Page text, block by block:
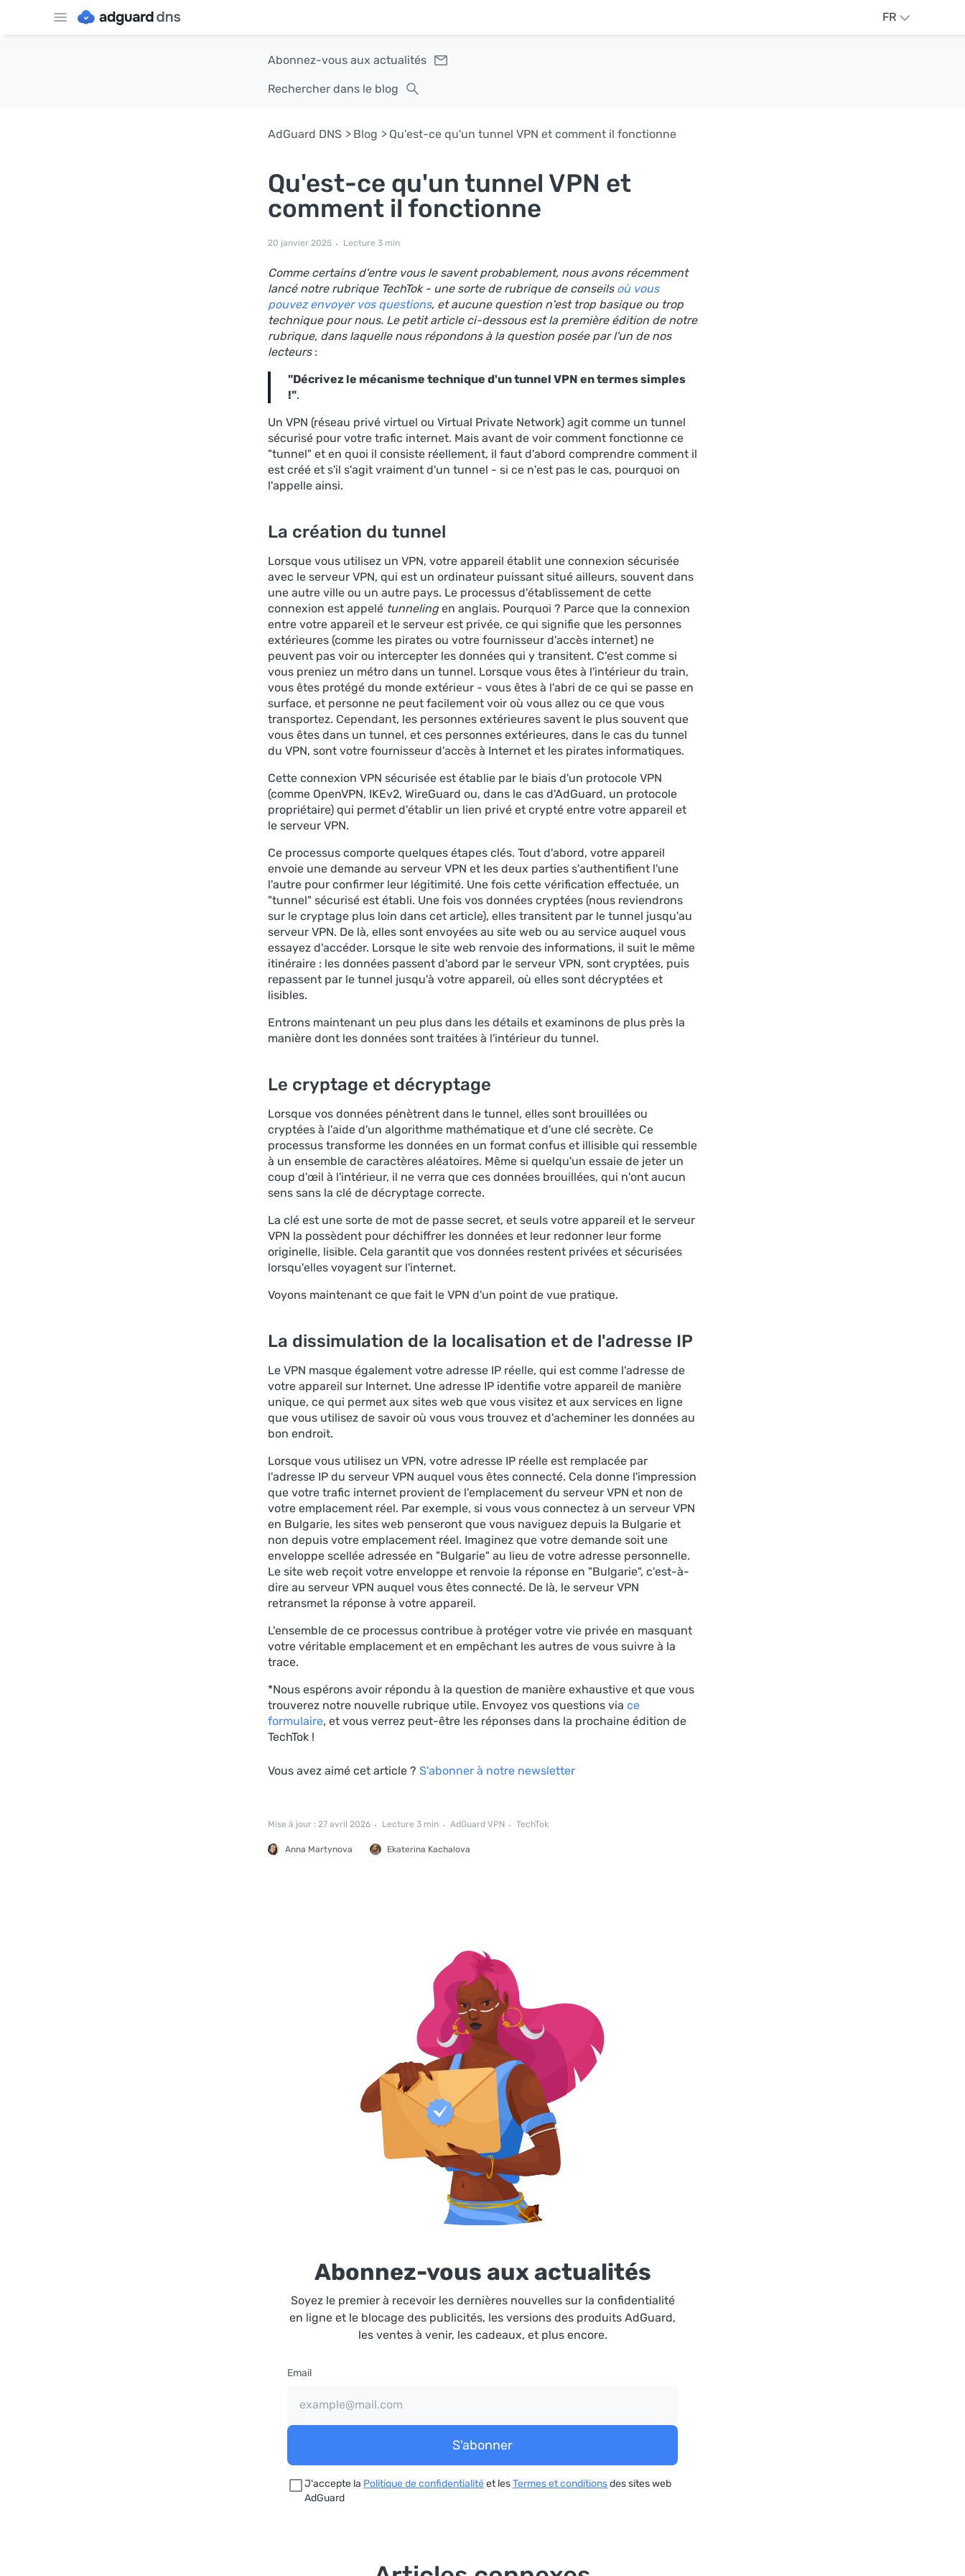
FR
Abonnez-vous aux actualités
Rechercher dans le blog
AdGuard DNS Blog Qu'est-ce qu'un tunnel VPN et comment il fonctionne
Qu'est-ce qu'un tunnel VPN et
comment il fonctionne
20 janvier 2025 Lecture 3 min
Comme certains d'entre vous le savent probablement, nous avons récemment
lancé notre rubrique TechTok - une sorte de rubrique de conseils où vous
pouvez envoyer vos questions, et aucune question n'est trop basique ou trop
technique pour nous. Le petit article ci-dessous est la première édition de notre
rubrique, dans laquelle nous répondons à la question posée par l'un de nos
lecteurs:
"Décrivez le mécanisme technique d'un tunnel VPN en termes simples
!".
Un VPN (réseau privé virtuel ou Virtual Private Network) agit comme un tunnel
sécurisé pour votre trafic internet. Mais avant de voir comment fonctionne ce
"tunnel" et en quoi il consiste réellement, il faut d'abord comprendre comment il
est créé et s'il s'agit vraiment d'un tunnel - si ce n'est pas le cas, pourquoi on
l'appelle ainsi.
La création du tunnel
Lorsque vous utilisez un VPN, votre appareil établit une connexion sécurisée
avec le serveur VPN, qui est un ordinateur puissant situé ailleurs, souvent dans
une autre ville ou un autre pays. Le processus d'établissement de cette
connexion est appelé tunnelingen anglais. Pourquoi ? Parce que la connexion
entre votre appareil et le serveur est privée, ce qui signifie que les personnes
extérieures (comme les pirates ou votre fournisseur d'accès internet) ne
peuvent pas voir ou intercepter les données qui y transitent. C'est comme si
vous preniez un métro dans un tunnel. Lorsque vous êtes à l'intérieur du train,
vous êtes protégé du monde extérieur - vous êtes à l'abri de ce qui se passe en
surface, et personne ne peut facilement voir où vous allez ou ce que vous
transportez. Cependant, les personnes extérieures savent le plus souvent que
vous êtes dans un tunnel, et ces personnes extérieures, dans le cas du tunnel
du VPN, sont votre fournisseur d'accès à Internet et les pirates informatiques.
Cette connexion VPN sécurisée est établie par le biais d'un protocole VPN
(comme OpenVPN, IKEv2, WireGuard ou, dans le cas d'AdGuard, un protocole
propriétaire) qui permet d'établir un lien privé et crypté entre votre appareil et
le serveur VPN.
Ce processus comporte quelques étapes clés. Tout d'abord, votre appareil
envoie une demande au serveur VPN et les deux parties s'authentifient l'une
l'autre pour confirmer leur légitimité. Une fois cette vérification effectuée, un
"tunnel" sécurisé est établi. Une fois vos données cryptées (nous reviendrons
sur le cryptage plus loin dans cet article), elles transitent par le tunnel jusqu'au
serveur VPN. De là, elles sont envoyées au site web ou au service auquel vous
essayez d'accéder. Lorsque le site web renvoie des informations, il suit le même
itinéraire : les données passent d'abord par le serveur VPN, sont cryptées, puis
repassent par le tunnel jusqu'à votre appareil, où elles sont décryptées et
lisibles.
Entrons maintenant un peu plus dans les détails et examinons de plus près la
manière dont les données sont traitées à l'intérieur du tunnel.
Le cryptage et décryptage
Lorsque vos données pénètrent dans le tunnel, elles sont brouillées ou
cryptées à l'aide d'un algorithme mathématique et d'une clé secrète. Ce
processus transforme les données en un format confus et illisible qui ressemble
à un ensemble de caractères aléatoires. Même si quelqu'un essaie de jeter un
coup d'œil à l'intérieur, il ne verra que ces données brouillées, qui n'ont aucun
sens sans la clé de décryptage correcte.
La clé est une sorte de mot de passe secret, et seuls votre appareil et le serveur
VPN la possèdent pour déchiffrer les données et leur redonner leur forme
originelle, lisible. Cela garantit que vos données restent privées et sécurisées
lorsqu'elles voyagent sur l'internet.
Voyons maintenant ce que fait le VPN d'un point de vue pratique.
La dissimulation de la localisation et de l'adresse IP
Le VPN masque également votre adresse IP réelle, qui est comme l'adresse de
votre appareil sur Internet. Une adresse IP identifie votre appareil de manière
unique, ce qui permet aux sites web que vous visitez et aux services en ligne
que vous utilisez de savoir où vous vous trouvez et d'acheminer les données au
bon endroit.
Lorsque vous utilisez un VPN, votre adresse IP réelle est remplacée par
l'adresse IP du serveur VPN auquel vous êtes connecté. Cela donne l'impression
que votre trafic internet provient de l'emplacement du serveur VPN et non de
votre emplacement réel. Par exemple, si vous vous connectez à un serveur VPN
en Bulgarie, les sites web penseront que vous naviguez depuis la Bulgarie et
non depuis votre emplacement réel. Imaginez que votre demande soit une
enveloppe scellée adressée en "Bulgarie" au lieu de votre adresse personnelle.
Le site web reçoit votre enveloppe et renvoie la réponse en "Bulgarie", c'est-à-
dire au serveur VPN auquel vous êtes connecté. De là, le serveur VPN
retransmet la réponse à votre appareil.
L'ensemble de ce processus contribue à protéger votre vie privée en masquant
votre véritable emplacement et en empêchant les autres de vous suivre à la
trace.
*Nous espérons avoir répondu à la question de manière exhaustive et que vous
trouverez notre nouvelle rubrique utile. Envoyez vos questions via ce
formulaire, et vous verrez peut-être les réponses dans la prochaine édition de
TechTok !
Vous avez aimé cet article ? S'abonner à notre newsletter
Mise à jour : 27 avril 2026 Lecture 3 min AdGuard VPN TechTok
Anna Martynova Ekaterina Kachalova
Abonnez-vous aux actualités
Soyez le premier à recevoir les dernières nouvelles sur la confidentialité
en ligne et le blocage des publicités, les versions des produits AdGuard,
les ventes à venir, les cadeaux, et plus encore.
Email
S'abonner
J'accepte la Politique de confidentialitéet lesTermes et conditionsdes sites web
AdGuard